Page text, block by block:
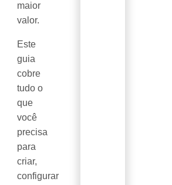
maior
valor.
Este
guia
cobre
tudo o
que
você
precisa
para
criar,
configurar